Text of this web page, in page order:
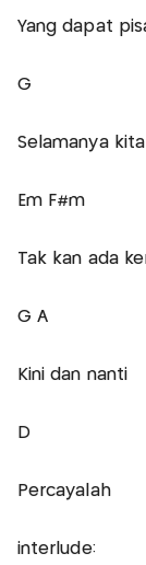
Yang dapat
G
Selamanya
Em F#m
Tak kan ada
G A
Kini dan nanti
D
Percayalah
interlude: